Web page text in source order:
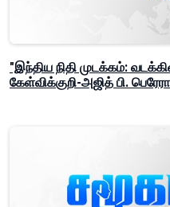
"இந்திய நிதி முடக்கம்:
கேள்விக்குறி-அஜித் பி.